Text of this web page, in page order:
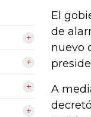
El
de
nuevo
A